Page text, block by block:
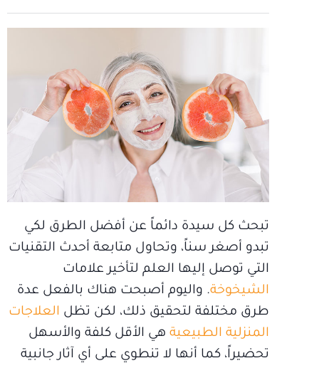
تبحث كل سيدة دائماً عن أفضل الطرق لكي
تبدو أصغر سناً، وتحاول متابعة أحدث التقنيات
التي توصل إليها العلم لتأخير علامات
الشيخوخة. واليوم أصبحت هناك بالفعل عدة
طرق مختلفة لتحقيق ذلك، لكن تظل العلاجات
المنزلية الطبيعية هي الأقل كلفة والأسهل
تحضيراً، كما أنها لا تنطوي على أي آثار جانبية